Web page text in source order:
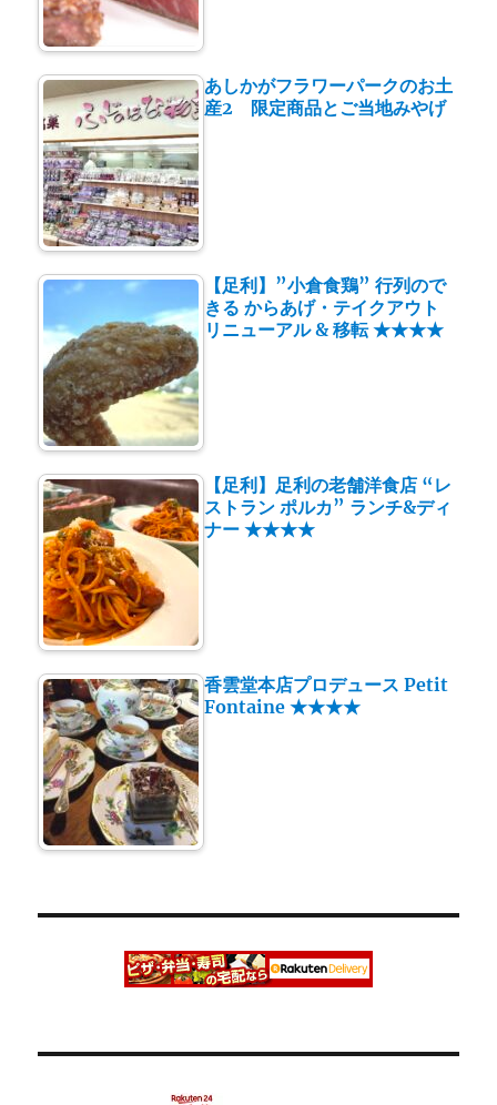
あしかがフラワーパークのお土
産2 限定商品とご当地みやげ
【足利】”小倉食鶏” 行列ので
きる からあげ・テイクアウト
リニューアル & 移転 ★★★★
【足利】足利の老舗洋食店 “レ
ストラン ポルカ” ランチ&ディ
ナー ★★★★
香雲堂本店プロデュース Petit
Fontaine ★★★★